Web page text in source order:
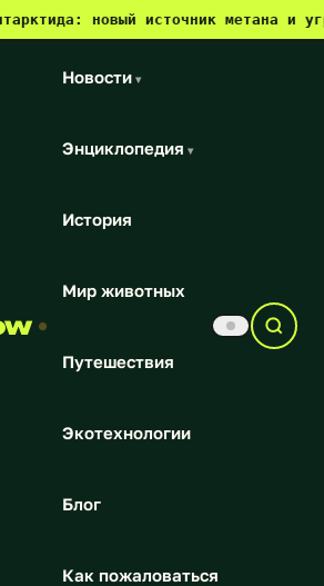
новый источник метана и угроза для
Новости ▾
Энциклопедия ▾
История
Мир животных
Путешествия
Экотехнологии
Блог
Как пожаловаться